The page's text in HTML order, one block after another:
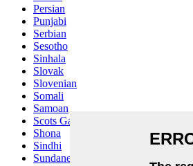
Persian
Punjabi
Serbian
Sesotho
Sinhala
Slovak
Slovenian
Somali
Samoan
Scots Gaelic
Shona
Sindhi
Sundanese